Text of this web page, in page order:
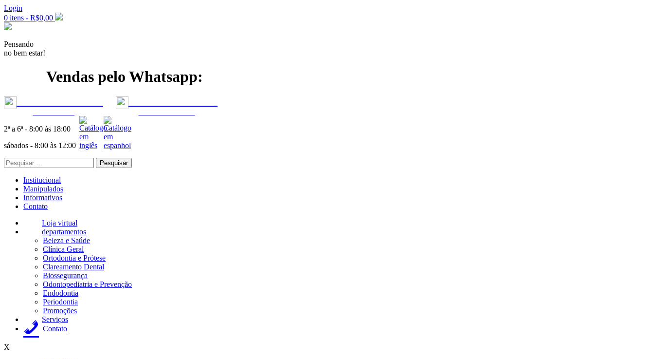
Login
0 itens - R$0,00
Pensando
no bem estar!
Vendas pelo Whatsapp:
2ª a 6ª - 8:00 às 18:00
sábados - 8:00 às 12:00
Pesquisar
por:
Institucional
Manipulados
Informativos
Contato
Loja virtual
departamentos
Beleza e Saúde
Clínica Geral
Ortodontia e Prótese
Clareamento Dental
Biossegurança
Odontopediatria e Prevenção
Endodontia
Periodontia
Promoções
Serviços
Contato
X